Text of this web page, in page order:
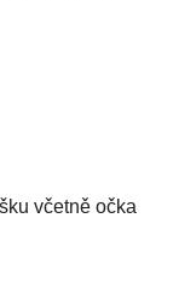
včetně očka